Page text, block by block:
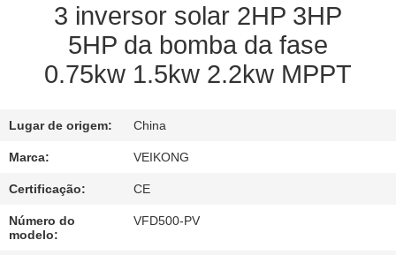
ENTRE
CONOSCO
PEÇA
UMAS
CITAÇÕES
3 inversor solar 2HP 3HP
5HP da bomba da fase
0.75kw 1.5kw 2.2kw MPPT
Lugar de origem: China
Marca: VEIKONG
Certificação: CE
Número do
modelo:
VFD500-PV